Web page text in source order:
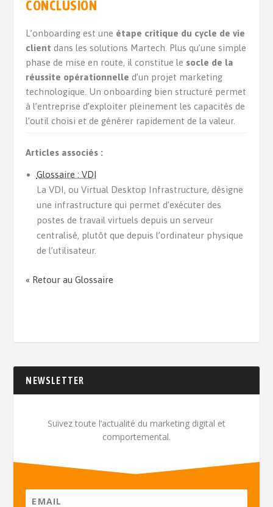
CONCLUSION
L’onboarding est une étape critique du cycle de vie
client dans les solutions Martech. Plus qu’une simple
phase de mise en route, il constitue le socle de la
réussite opérationnelle d’un projet marketing
technologique. Un onboarding bien structuré permet
à l’entreprise d’exploiter pleinement les capacités de
l’outil choisi et de générer rapidement de la valeur.
Articles associés :
Glossaire : VDI
La VDI, ou Virtual Desktop Infrastructure, désigne
une infrastructure qui permet d’exécuter des
postes de travail virtuels depuis un serveur
centralisé, plutôt que depuis l’ordinateur physique
de l’utilisateur.
« Retour au Glossaire
NEWSLETTER
Suivez toute l’actualité du marketing digital et
comportemental.